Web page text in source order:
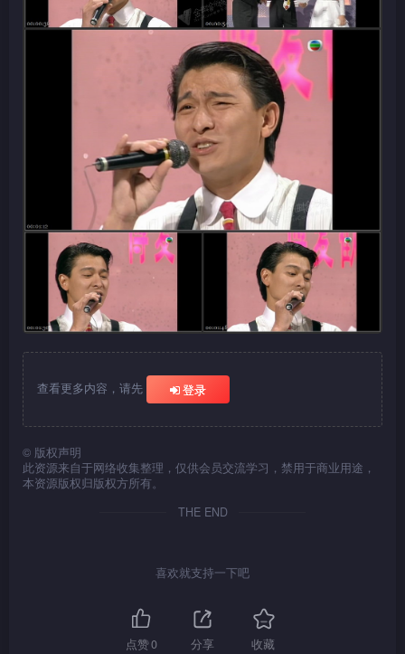
查看更多内容，请先 登录
© 版权声明
此资源来自于网络收集整理，仅供会员交流学习，禁用于商业用途，
本资源版权归版权方所有。
THE END
喜欢就支持一下吧
点赞0 分享 收藏